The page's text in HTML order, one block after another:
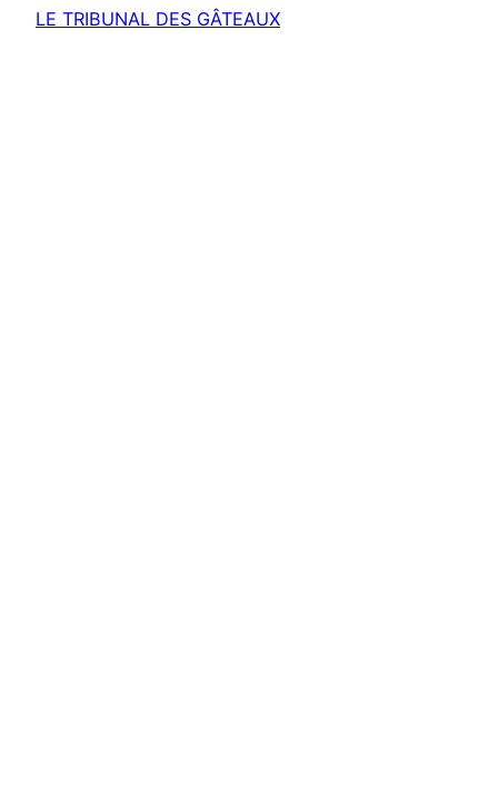
LE TRIBUNAL DES GÂTEAUX